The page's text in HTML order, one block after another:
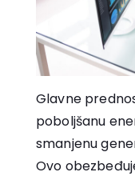
Glavne
poboljšanu
smanjenu
Ovo